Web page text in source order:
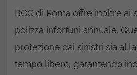
BCC di Roma offre inoltre ai
polizza infortuni annuale.
protezione dai sinistri sia al
tempo libero, garantendo